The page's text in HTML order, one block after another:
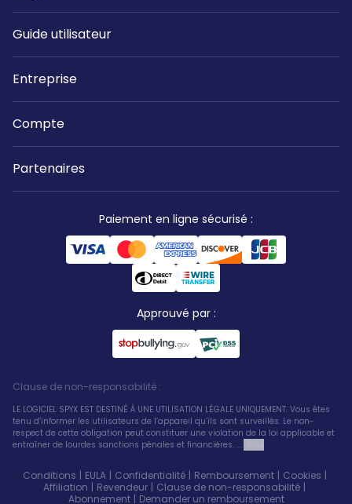
Guide utilisateur
Entreprise
Compte
Partenaires
Paiement en ligne sécurisé :
Approuvé par :
Clause de non-responsabilité :
LE LOGICIEL SPYX EST DESTINÉ À UNE UTILISATION LÉGALE UNIQUEMENT. Vous êtes
tenu d’informer les utilisateurs de l’appareil qu’ils sont surveillés. Le non-
respect de cette obligation peut constituer une violation de la loi applicable et
entraîner de lourdes sanctions pénales et financières. ...
Conditions | EULA | Confidentialité | Remboursement | Cookies |
Affiliation | Revendeur | Clause de non-responsabilité |
Abonnement | Demander un remboursement